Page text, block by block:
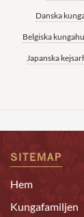
Danska
Belgiska
Japanska
SITEMAP
Hem
Kungafamiljen